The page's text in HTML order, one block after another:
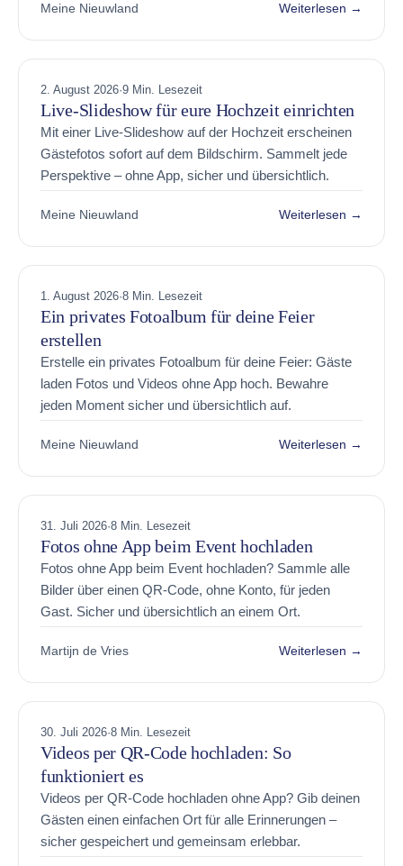
Meine Nieuwland Weiterlesen →
2. August 2026·9 Min. Lesezeit
Live-Slideshow für eure Hochzeit einrichten
Mit einer Live-Slideshow auf der Hochzeit erscheinen
Gästefotos sofort auf dem Bildschirm. Sammelt jede
Perspektive – ohne App, sicher und übersichtlich.
Meine Nieuwland Weiterlesen →
1. August 2026·8 Min. Lesezeit
Ein privates Fotoalbum für deine Feier
erstellen
Erstelle ein privates Fotoalbum für deine Feier: Gäste
laden Fotos und Videos ohne App hoch. Bewahre
jeden Moment sicher und übersichtlich auf.
Meine Nieuwland Weiterlesen →
31. Juli 2026·8 Min. Lesezeit
Fotos ohne App beim Event hochladen
Fotos ohne App beim Event hochladen? Sammle alle
Bilder über einen QR-Code, ohne Konto, für jeden
Gast. Sicher und übersichtlich an einem Ort.
Martijn de Vries Weiterlesen →
30. Juli 2026·8 Min. Lesezeit
Videos per QR-Code hochladen: So
funktioniert es
Videos per QR-Code hochladen ohne App? Gib deinen
Gästen einen einfachen Ort für alle Erinnerungen –
sicher gespeichert und gemeinsam erlebbar.